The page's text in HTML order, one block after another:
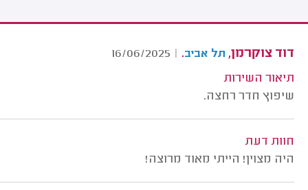
דוד צוקרמן, תל אביב.
|
16/06/2025
תיאור השירות
שיפוץ חדר רחצה.
חוות דעת
היה מצוין! הייתי מאוד מרוצה!